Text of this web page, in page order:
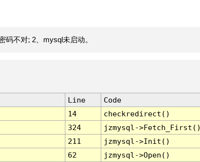
码不对; 2、mysql未启动。
Line
Code
14
checkredirect()
324
jzmysql-
211
jzmysql->Init()
62
jzmysql->Open()